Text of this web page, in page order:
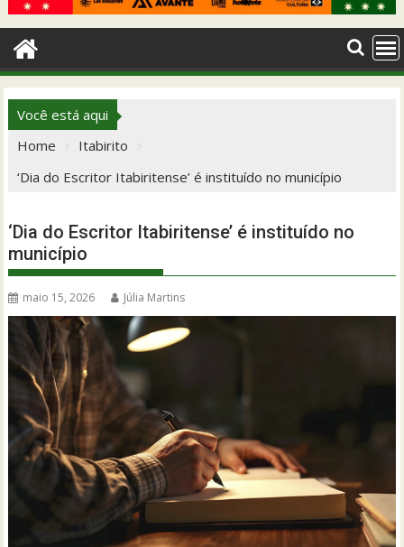
Você está aqui
Home
Itabirito
‘Dia do Escritor Itabiritense’ é instituído no município
‘Dia do Escritor Itabiritense’ é instituído no
município
maio 15, 2026 Júlia Martins